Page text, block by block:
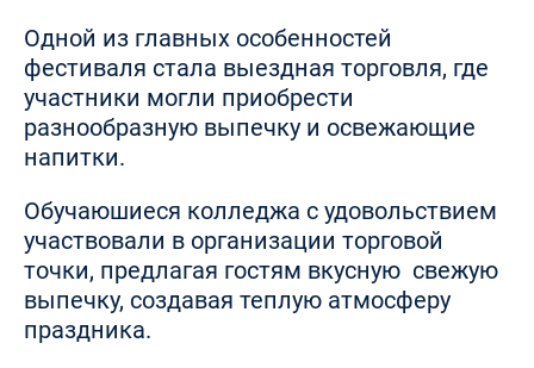
Одной из главных особенностей
фестиваля стала выездная торговля, где
участники могли приобрести
разнообразную выпечку и освежающие
напитки.
Обучаюшиеся колледжа с удовольствием
участвовали в организации торговой
точки, предлагая гостям вкусную свежую
выпечку, создавая теплую атмосферу
праздника.